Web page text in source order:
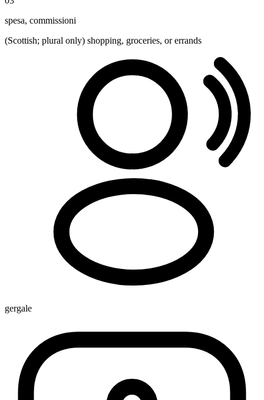
spesa, commissioni
(Scottish; plural only) shopping, groceries, or errands
gergale